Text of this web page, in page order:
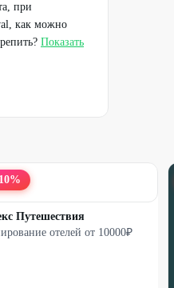
при
как можно
Показать
10%
Путешествия
отелей от 10000₽